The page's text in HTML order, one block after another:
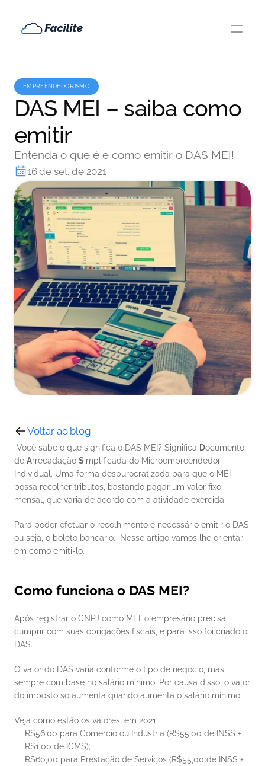
EMPREENDEDORISMO
DAS MEI – saiba como
emitir
Entenda o que é e como emitir o DAS MEI!
16 de set. de 2021
Voltar ao blog
Você sabe o que significa o DAS MEI? Significa Documento
de Arrecadação Simplificada do Microempreendedor
Individual. Uma forma desburocratizada para que o MEI
possa recolher tributos, bastando pagar um valor fixo
mensal, que varia de acordo com a atividade exercida.
Para poder efetuar o recolhimento é necessário emitir o DAS,
ou seja, o boleto bancário.  Nesse artigo vamos lhe orientar
em como emiti-lo.
Como funciona o DAS MEI?
Após registrar o CNPJ como MEI, o empresário precisa
cumprir com suas obrigações fiscais, e para isso foi criado o
DAS.
O valor do DAS varia conforme o tipo de negócio, mas
sempre com base no salário mínimo. Por causa disso, o valor
do imposto só aumenta quando aumenta o salário mínimo.
Veja como estão os valores, em 2021:
R$56,00 para Comércio ou Indústria (R$55,00 de INSS +
R$1,00 de ICMS);
R$60,00 para Prestação de Serviços (R$55,00 de INSS +